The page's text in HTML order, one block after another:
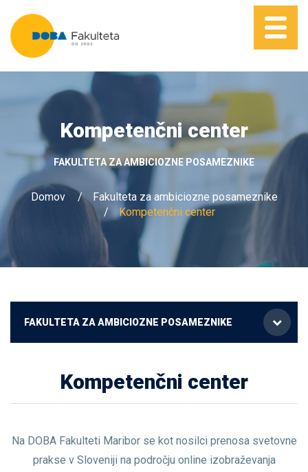
Kompetenčni center
FAKULTETA ZA AMBICIOZNE POSAMEZNIKE
Domov
Fakulteta za ambiciozne posameznike
Kompetenčni center
FAKULTETA ZA AMBICIOZNE POSAMEZNIKE
Kompetenčni center
Na DOBA Fakulteti Maribor se kot nosilci prenosa svetovne
prakse v Sloveniji na področju online izobraževanja